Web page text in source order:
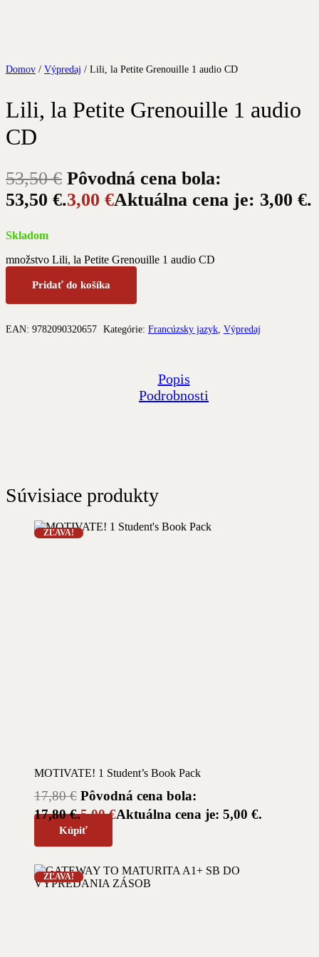
Domov / Výpredaj / Lili, la Petite Grenouille 1 audio CD
Lili, la Petite Grenouille 1 audio
CD
53,50€ Pôvodná cena bola:
53,50 €.3,00 €Aktuálna cena je: 3,00 €.
Skladom
množstvo Lili, la Petite Grenouille 1 audio CD
Pridať do košíka
EAN: 9782090320657 Kategórie: Francúzsky jazyk, Výpredaj
Popis
Podrobnosti
Súvisiace produkty
ZĽAVA!
MOTIVATE! 1 Student’s Book Pack
17,80€ Pôvodná cena bola:
17,80 €.5,00€Aktuálna cena je: 5,00 €.
Kúpiť
ZĽAVA!